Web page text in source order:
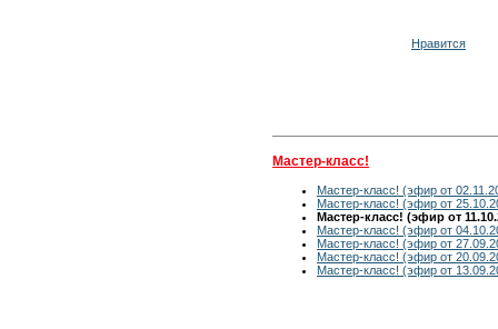
Нравится
Мастер-класс!
Мастер-класс! (эфир от
Мастер-класс! (эфир от
Мастер-класс! (эфир от
Мастер-класс! (эфир от
Мастер-класс! (эфир от
Мастер-класс! (эфир от
Мастер-класс! (эфир от